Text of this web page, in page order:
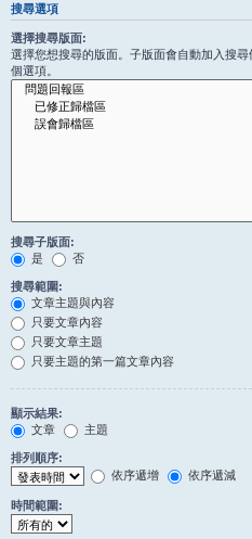
搜尋選項
選擇搜尋版面:
選擇您想搜尋的版面。子版面會自動加入搜
個選項。
搜尋子版面:
是
否
搜尋範圍:
文章主題與內容
只要文章內容
只要文章主題
只要主題的第一篇文章內容
顯示結果:
文章
主題
排列順序:
依序遞增
依序遞減
時間範圍: